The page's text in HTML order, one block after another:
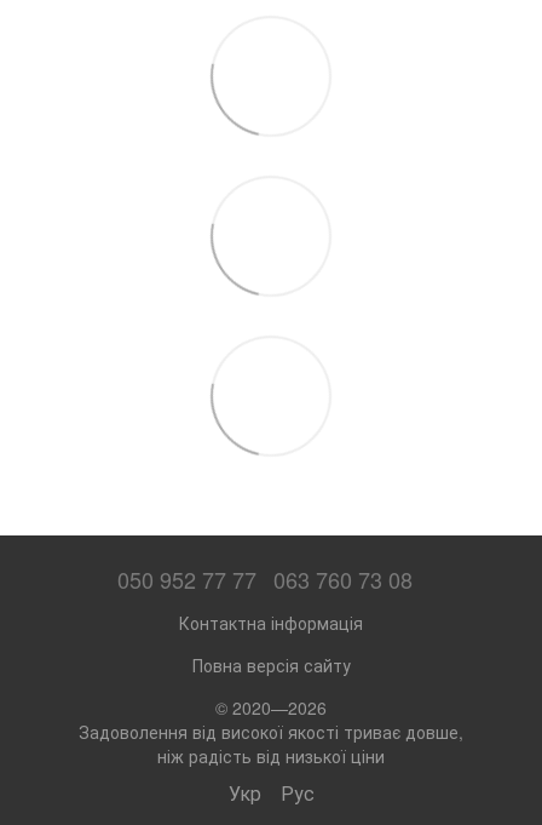
050 952 77 77 063 760 73 08
Контактна інформація
Повна версія сайту
© 2020—2026
Задоволення від високої якості триває довше,
ніж радість від низької ціни
Укр Рус